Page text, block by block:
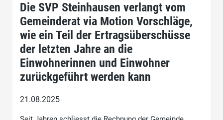
Die SVP Steinhausen verlangt vom
Gemeinderat via Motion Vorschläge,
wie ein Teil der Ertragsüberschüsse
der letzten Jahre an die
Einwohnerinnen und Einwohner
zurückgeführt werden kann
21.08.2025